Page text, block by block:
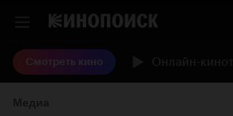
Смотреть кино